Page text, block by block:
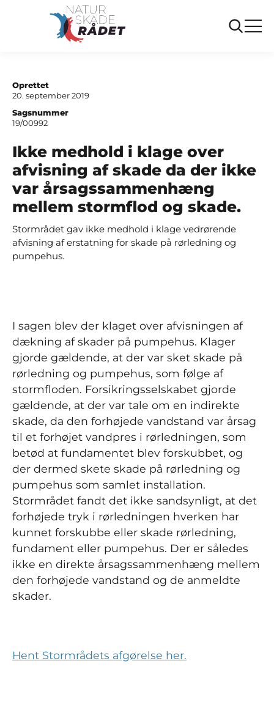
Sager
Ikke medhold i klage over afvisning af skade da
der ikke var årsagssammenhæng mellem
stormflod og skade.
Oprettet
20. september 2019
Sagsnummer
19/00992
Ikke medhold i klage over
afvisning af skade da der ikke
var årsagssammenhæng
mellem stormflod og skade.
Stormrådet gav ikke medhold i klage vedrørende
afvisning af erstatning for skade på rørledning og
pumpehus.
I sagen blev der klaget over afvisningen af
dækning af skader på pumpehus. Klager
gjorde gældende, at der var sket skade på
rørledning og pumpehus, som følge af
stormfloden. Forsikringsselskabet gjorde
gældende, at der var tale om en indirekte
skade, da den forhøjede vandstand var årsag
til et forhøjet vandpres i rørledningen, som
betød at fundamentet blev forskubbet, og
der dermed skete skade på rørledning og
pumpehus som samlet installation.
Stormrådet fandt det ikke sandsynligt, at det
forhøjede tryk i rørledningen hverken har
kunnet forskubbe eller skade rørledning,
fundament eller pumpehus. Der er således
ikke en direkte årsagssammenhæng mellem
den forhøjede vandstand og de anmeldte
skader.
Hent Stormrådets afgørelse her.